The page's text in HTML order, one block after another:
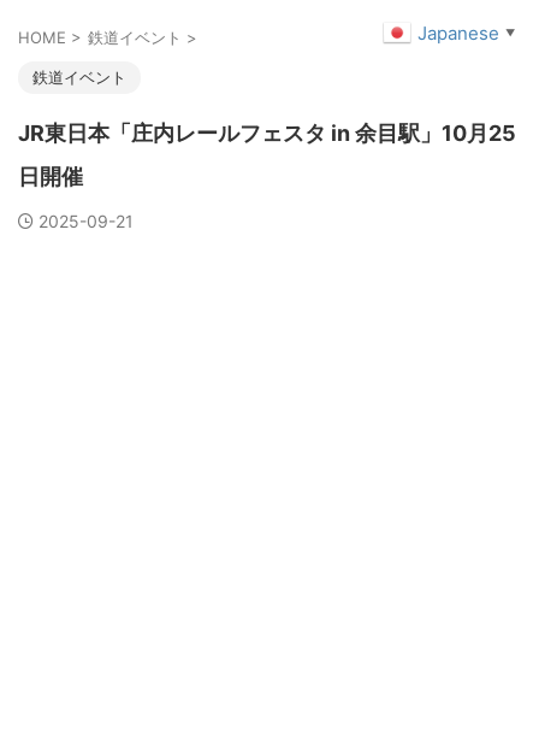
HOME > 鉄道イベント >
鉄道イベント
JR東日本「庄内レールフェスタ in 余目駅」10月25
日開催
2025-09-21
Japanese ▼